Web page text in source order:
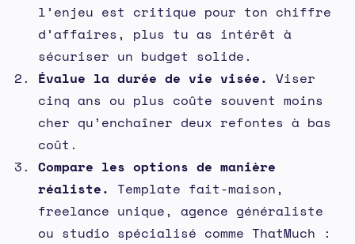
l’enjeu est critique pour ton chiffre
d’affaires, plus tu as intérêt à
sécuriser un budget solide.
Évalue la durée de vie visée. Viser
cinq ans ou plus coûte souvent moins
cher qu’enchaîner deux refontes à bas
coût.
Compare les options de manière
réaliste. Template fait-maison,
freelance unique, agence généraliste
ou studio spécialisé comme ThatMuch :